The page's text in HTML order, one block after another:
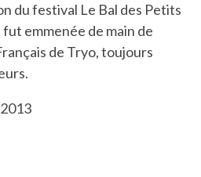
du festival Le Bal des Petits
emmenée de main de
de Tryo, toujours